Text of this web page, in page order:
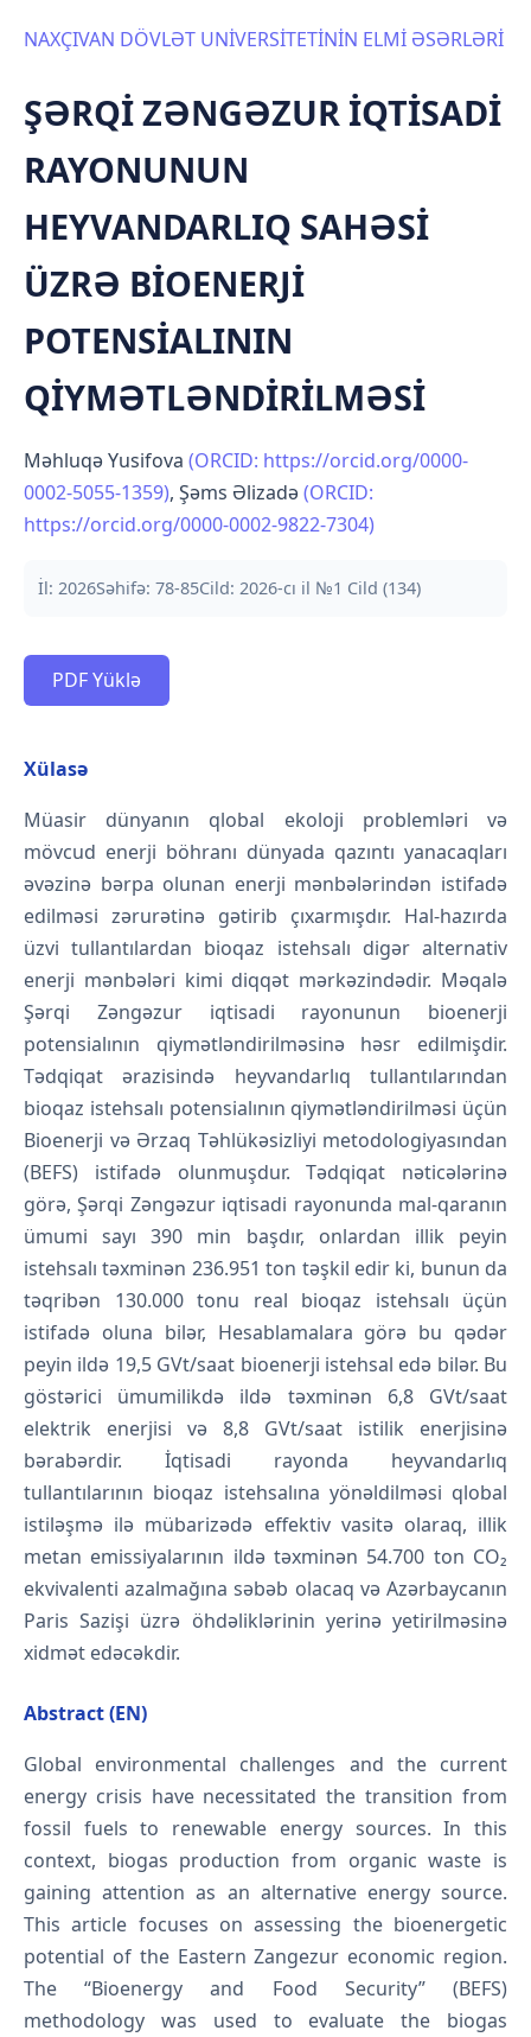
NAXÇIVAN DÖVLƏT UNİVERSİTETİNİN ELMİ ƏSƏRLƏRİ
ŞƏRQİ ZƏNGƏZUR İQTİSADİ
RAYONUNUN
HEYVANDARLIQ SAHƏSİ
ÜZRƏ BİOENERJİ
POTENSİALININ
QİYMƏTLƏNDİRİLMƏSİ
Məhluqə Yusifova (ORCID: https://orcid.org/0000-
0002-5055-1359), Şəms Əlizadə(ORCID:
https://orcid.org/0000-0002-9822-7304)
İl: 2026Səhifə: 78-85Cild: 2026-cı il №1 Cild (134)
PDF Yüklə
Xülasə
Müasir dünyanın qlobal ekoloji problemləri və
mövcud enerji böhranı dünyada qazıntı yanacaqları
əvəzinə bərpa olunan enerji mənbələrindən istifadə
edilməsi zərurətinə gətirib çıxarmışdır. Hal-hazırda
üzvi tullantılardan bioqaz istehsalı digər alternativ
enerji mənbələri kimi diqqət mərkəzindədir. Məqalə
Şərqi Zəngəzur iqtisadi rayonunun bioenerji
potensialının qiymətləndirilməsinə həsr edilmişdir.
Tədqiqat ərazisində heyvandarlıq tullantılarından
bioqaz istehsalı potensialının qiymətləndirilməsi üçün
Bioenerji və Ərzaq Təhlükəsizliyi metodologiyasından
(BEFS) istifadə olunmuşdur. Tədqiqat nəticələrinə
görə, Şərqi Zəngəzur iqtisadi rayonunda mal-qaranın
ümumi sayı 390 min başdır, onlardan illik peyin
istehsalı təxminən 236.951 ton təşkil edir ki, bunun da
təqribən 130.000 tonu real bioqaz istehsalı üçün
istifadə oluna bilər, Hesablamalara görə bu qədər
peyin ildə 19,5 GVt/saat bioenerji istehsal edə bilər. Bu
göstərici ümumilikdə ildə təxminən 6,8 GVt/saat
elektrik enerjisi və 8,8 GVt/saat istilik enerjisinə
bərabərdir. İqtisadi rayonda heyvandarlıq
tullantılarının bioqaz istehsalına yönəldilməsi qlobal
istiləşmə ilə mübarizədə effektiv vasitə olaraq, illik
metan emissiyalarının ildə təxminən 54.700 ton CO₂
ekvivalenti azalmağına səbəb olacaq və Azərbaycanın
Paris Sazişi üzrə öhdəliklərinin yerinə yetirilməsinə
xidmət edəcəkdir.
Abstract (EN)
Global environmental challenges and the current
energy crisis have necessitated the transition from
fossil fuels to renewable energy sources. In this
context, biogas production from organic waste is
gaining attention as an alternative energy source.
This article focuses on assessing the bioenergetic
potential of the Eastern Zangezur economic region.
The “Bioenergy and Food Security” (BEFS)
methodology was used to evaluate the biogas